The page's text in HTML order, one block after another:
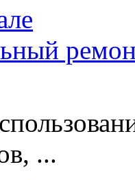
...